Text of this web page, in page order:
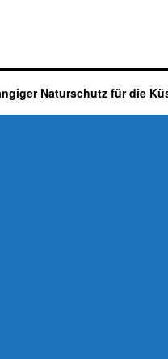
Naturschutz für die